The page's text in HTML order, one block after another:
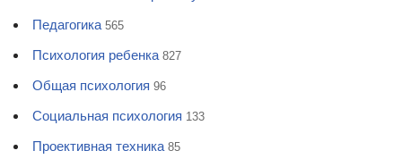
Педагогика 565
Психология ребенка 827
Общая психология 96
Социальная психология 133
Проективная техника 85